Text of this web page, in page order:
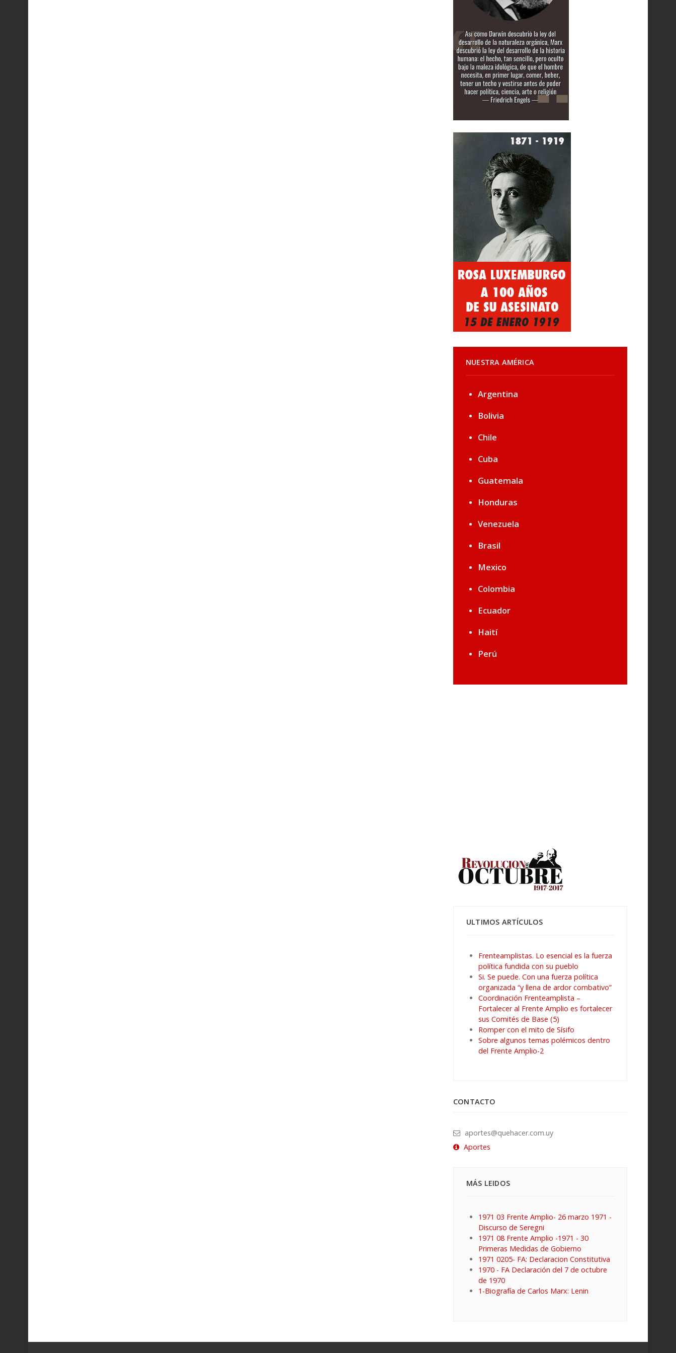
NUESTRA AMÉRICA
Argentina
Bolivia
Chile
Cuba
Guatemala
Honduras
Venezuela
Brasil
Mexico
Colombia
Ecuador
Haití
Perú
ULTIMOS ARTÍCULOS
Frenteamplistas. Lo esencial es la fuerza
política fundida con su pueblo
Si. Se puede. Con una fuerza política
organizada “y llena de ardor combativo”
Coordinación Frenteamplista –
Fortalecer al Frente Amplio es fortalecer
sus Comités de Base (5)
Romper con el mito de Sísifo
Sobre algunos temas polémicos dentro
del Frente Amplio-2
CONTACTO
aportes@quehacer.com.uy
Aportes
MÁS LEIDOS
1971 03 Frente Amplio- 26 marzo 1971 -
Discurso de Seregni
1971 08 Frente Amplio -1971 - 30
Primeras Medidas de Gobierno
1971 0205- FA: Declaracion Constitutiva
1970 - FA Declaración del 7 de octubre
de 1970
1-Biografía de Carlos Marx: Lenin